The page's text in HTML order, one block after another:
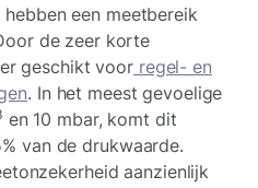
een meetbereik
de zeer korte
geschikt voorregel- en
. In het meest gevoelige
en 10 mbar, komt dit
van de drukwaarde.
aanzienlijk